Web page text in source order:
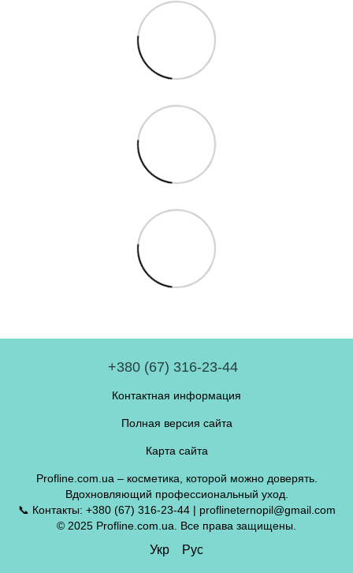
+380 (67) 316-23-44
Контактная информация
Полная версия сайта
Карта сайта
Profline.com.ua – косметика, которой можно доверять.
Вдохновляющий профессиональный уход.
📞 Контакты: +380 (67) 316-23-44 | proflineternopil@gmail.com
© 2025 Profline.com.ua. Все права защищены.
Укр Рус